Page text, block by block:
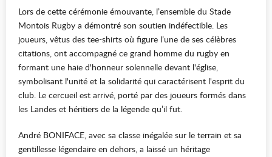
Lors de cette cérémonie émouvante, l’ensemble du Stade
Montois Rugby a démontré son soutien indéfectible. Les
joueurs, vêtus des tee-shirts où figure l’une de ses célèbres
citations, ont accompagné ce grand homme du rugby en
formant une haie d'honneur solennelle devant l'église,
symbolisant l'unité et la solidarité qui caractérisent l'esprit du
club. Le cercueil est arrivé, porté par des joueurs formés dans
les Landes et héritiers de la légende qu’il fut.
André BONIFACE, avec sa classe inégalée sur le terrain et sa
gentillesse légendaire en dehors, a laissé un héritage